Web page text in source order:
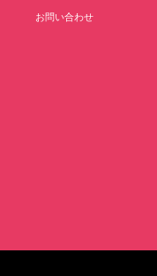
お問い合わせ